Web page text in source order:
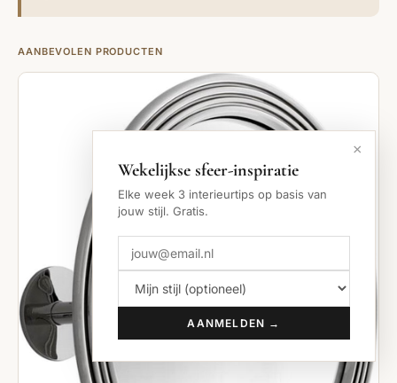
AANBEVOLEN PRODUCTEN
×
Wekelijkse sfeer-inspiratie
Elke week 3 interieurtips op basis van
jouw stijl. Gratis.
AANMELDEN →